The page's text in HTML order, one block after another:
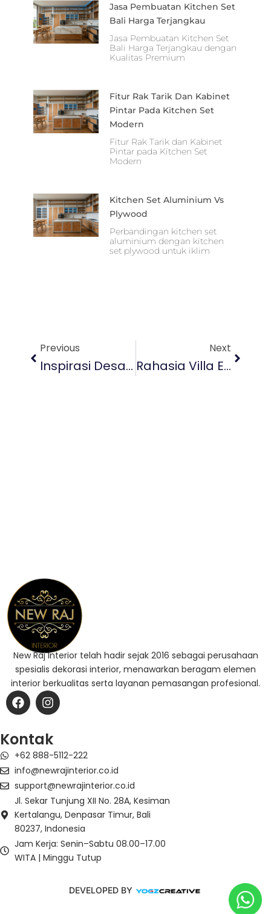
Jasa Pembuatan Kitchen Set
Bali Harga Terjangkau
Jasa Pembuatan Kitchen Set
Bali Harga Terjangkau dengan
Kualitas Premium
Fitur Rak Tarik Dan Kabinet
Pintar Pada Kitchen Set
Modern
Fitur Rak Tarik dan Kabinet
Pintar pada Kitchen Set
Modern
Kitchen Set Aluminium Vs
Plywood
Perbandingan kitchen set
aluminium dengan kitchen
set plywood untuk iklim
Previous
Inspirasi Desain Dari Jasa Interior Rumah Di Bali Untuk Anda
Next
Rahasia Villa Estetik? Mulai Dari Jasa Interior Villa Di Bali Yang Pas
New Raj Interior telah hadir sejak 2016 sebagai perusahaan
spesialis dekorasi interior, menawarkan beragam elemen
interior berkualitas serta layanan pemasangan profesional.
F
a
e
b
o
o
k
I
n
t
a
g
r
a
m
Kontak
+62 888-5112-222
info@newrajinterior.co.id
support@newrajinterior.co.id
Jl. Sekar Tunjung XII No. 28A, Kesiman
Kertalangu, Denpasar Timur, Bali
80237, Indonesia
Jam Kerja: Senin–Sabtu 08.00–17.00
WITA | Minggu Tutup
DEVELOPED BY